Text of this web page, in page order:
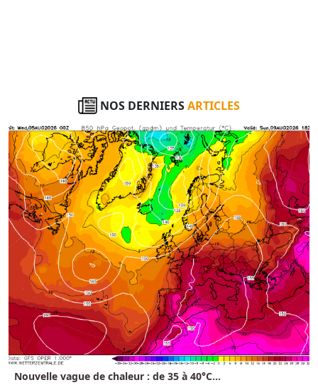
NOS DERNIERSARTICLES
Nouvelle vague de chaleur : de 35 à 40°C...